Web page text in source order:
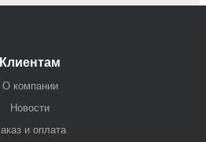
Клиентам
О компании
Новости
и оплата